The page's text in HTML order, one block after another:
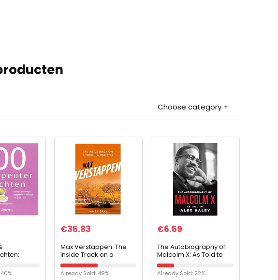
Choose category
kinderen
€35.83
Max Verstappen: The
Inside Track on a
Formula One Star
Already Sold: 49%
€6.59
The Autobiography of
Malcolm X: As Told to
Alex Haley
Already Sold: 22%